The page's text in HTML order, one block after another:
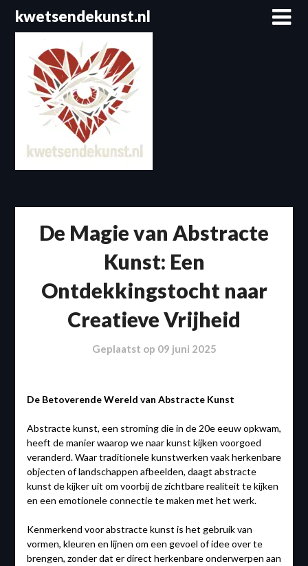
Spring
naar
inhoud
kwetsendekunst.nl
De Magie van Abstracte
Kunst: Een
Ontdekkingstocht naar
Creatieve Vrijheid
Geplaatst op 09 juni 2025
De Betoverende Wereld van Abstracte Kunst
Abstracte kunst, een stroming die in de 20e eeuw opkwam,
heeft de manier waarop we naar kunst kijken voorgoed
veranderd. Waar traditionele kunstwerken vaak herkenbare
objecten of landschappen afbeelden, daagt abstracte
kunst de kijker uit om voorbij de zichtbare realiteit te kijken
en een emotionele connectie te maken met het werk.
Kenmerkend voor abstracte kunst is het gebruik van
vormen, kleuren en lijnen om een gevoel of idee over te
brengen, zonder dat er direct herkenbare onderwerpen aan